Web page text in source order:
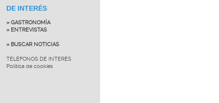
DE INTERÉS
» GASTRONOMÍA
» ENTREVISTAS
» BUSCAR NOTICIAS
TELÉFONOS DE INTERÉS
Política de cookies